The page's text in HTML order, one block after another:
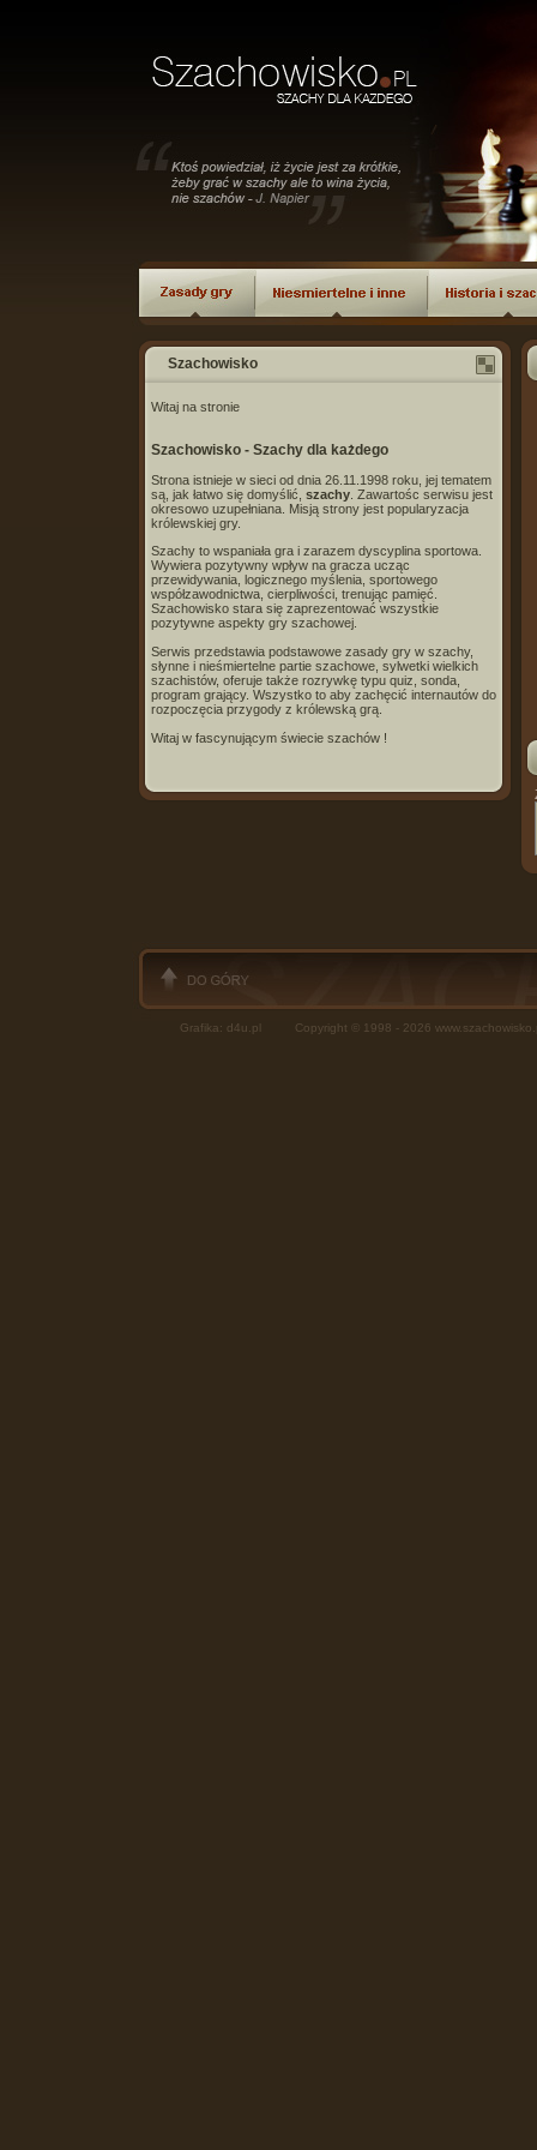
Szachowisko
Witaj na stronie
Szachowisko - Szachy dla każdego
Strona istnieje w sieci od dnia 26.11.1998 roku, jej tematem
są, jak łatwo się domyślić, szachy . Zawartośc serwisu jest
okresowo uzupełniana. Misją strony jest popularyzacja
królewskiej gry.
Szachy to wspaniała gra i zarazem dyscyplina sportowa.
Wywiera pozytywny wpływ na gracza ucząc
przewidywania, logicznego myślenia, sportowego
współzawodnictwa, cierpliwości, trenując pamięć.
Szachowisko stara się zaprezentować wszystkie
pozytywne aspekty gry szachowej.
Serwis przedstawia podstawowe zasady gry w szachy,
słynne i nieśmiertelne partie szachowe, sylwetki wielkich
szachistów, oferuje także rozrywkę typu quiz, sonda,
program grający. Wszystko to aby zachęcić internautów do
rozpoczęcia przygody z królewską grą.
Witaj w fascynującym świecie szachów !
Grafika: d4u.pl Copyright © 1998 - 2026